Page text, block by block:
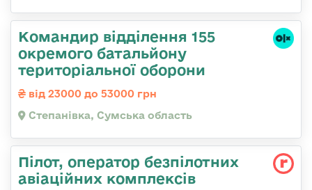
Командир відділення 155
окремого батальйону
територіальної оборони
від 23000 до 53000 грн
Степанівка, Сумська область
Пілот, оператор безпілотних
авіаційних комплексів